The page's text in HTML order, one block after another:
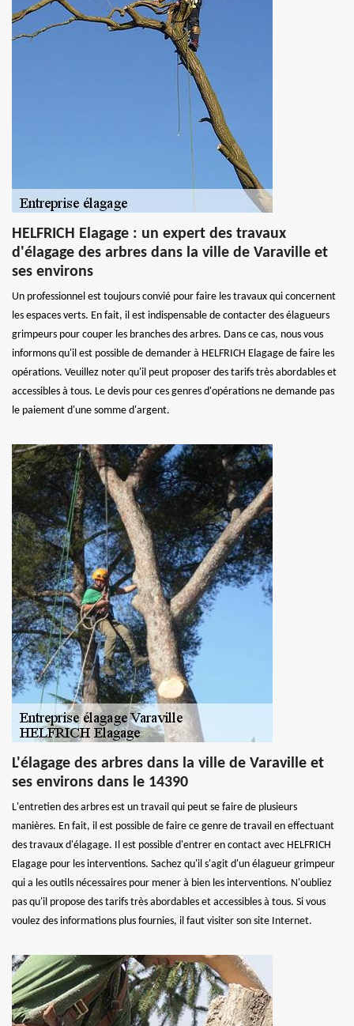
HELFRICH Elagage : un expert des travaux
d'élagage des arbres dans la ville de Varaville et
ses environs
Un professionnel est toujours convié pour faire les travaux qui concernent
les espaces verts. En fait, il est indispensable de contacter des élagueurs
grimpeurs pour couper les branches des arbres. Dans ce cas, nous vous
informons qu'il est possible de demander à HELFRICH Elagage de faire les
opérations. Veuillez noter qu'il peut proposer des tarifs très abordables et
accessibles à tous. Le devis pour ces genres d'opérations ne demande pas
le paiement d'une somme d'argent.
L'élagage des arbres dans la ville de Varaville et
ses environs dans le 14390
L'entretien des arbres est un travail qui peut se faire de plusieurs
manières. En fait, il est possible de faire ce genre de travail en effectuant
des travaux d'élagage. Il est possible d'entrer en contact avec HELFRICH
Elagage pour les interventions. Sachez qu'il s'agit d'un élagueur grimpeur
qui a les outils nécessaires pour mener à bien les interventions. N'oubliez
pas qu'il propose des tarifs très abordables et accessibles à tous. Si vous
voulez des informations plus fournies, il faut visiter son site Internet.